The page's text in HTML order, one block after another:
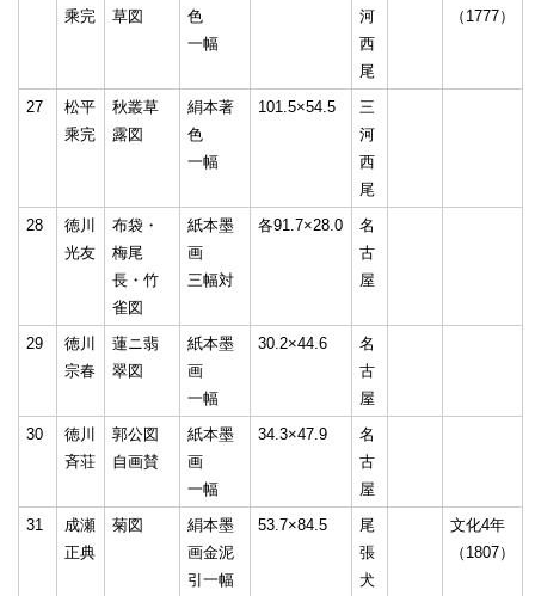
乘完
草図
色
一幅
河
西
尾
（1777）
27
松平
乘完
秋叢草
露図
絹本著
色
一幅
101.5×54.5
三
河
西
尾
28
徳川
光友
布袋・
梅尾
長・竹
雀図
紙本墨
画
三幅対
各91.7×28.0
名
古
屋
29
徳川
宗春
蓮ニ翡
翠図
紙本墨
画
一幅
30.2×44.6
名
古
屋
30
徳川
斉荘
郭公図
自画賛
紙本墨
画
一幅
34.3×47.9
名
古
屋
31
成瀬
正典
菊図
絹本墨
画金泥
引一幅
53.7×84.5
尾
張
犬
文化4年
（1807）